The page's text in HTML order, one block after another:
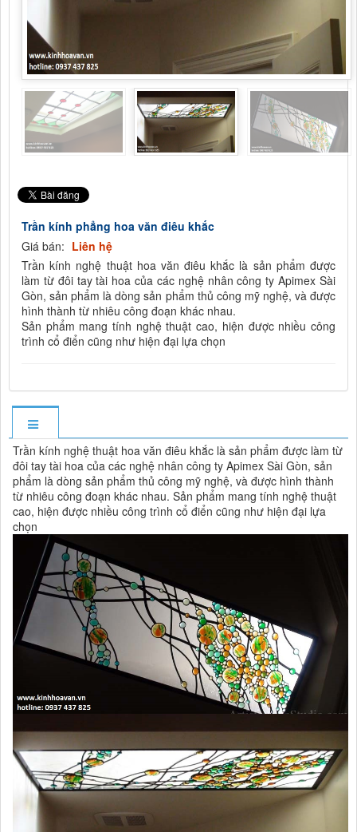
Trần kính phẳng hoa văn điêu khắc
Giá bán: Liên hệ
Trần kính nghệ thuật hoa văn điêu khắc là sản phẩm được
làm từ đôi tay tài hoa của các nghệ nhân công ty Apimex Sài
Gòn, sản phẩm là dòng sản phẩm thủ công mỹ nghệ, và được
hình thành từ nhiêu công đoạn khác nhau.
Sản phẩm mang tính nghệ thuật cao, hiện được nhiều công
trình cổ điển cũng như hiện đại lựa chọn
Trần kính nghệ thuật hoa văn điêu khắc là sản phẩm được làm từ
đôi tay tài hoa của các nghệ nhân công ty Apimex Sài Gòn, sản
phẩm là dòng sản phẩm thủ công mỹ nghệ, và được hình thành
từ nhiêu công đoạn khác nhau. Sản phẩm mang tính nghệ thuật
cao, hiện được nhiều công trình cổ điển cũng như hiện đại lựa
chọn